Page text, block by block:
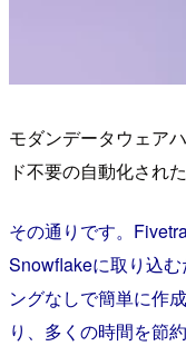
モダンデータウェア
ド不要の自動化され
その通りです。
Snowflakeに取り込
ングなしで簡単に作
り、多くの時間を節